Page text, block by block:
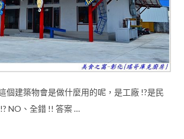
個建築物會是做什麼用的呢，是工廠 !?是民
NO、全錯 !! 答案 …